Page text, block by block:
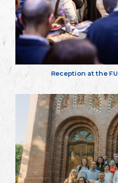
Reception at the